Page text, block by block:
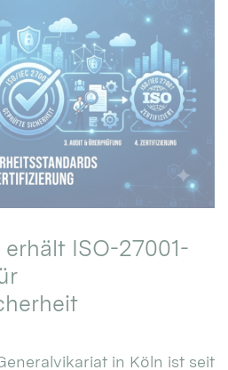
ISO-27001-
in Köln ist seit